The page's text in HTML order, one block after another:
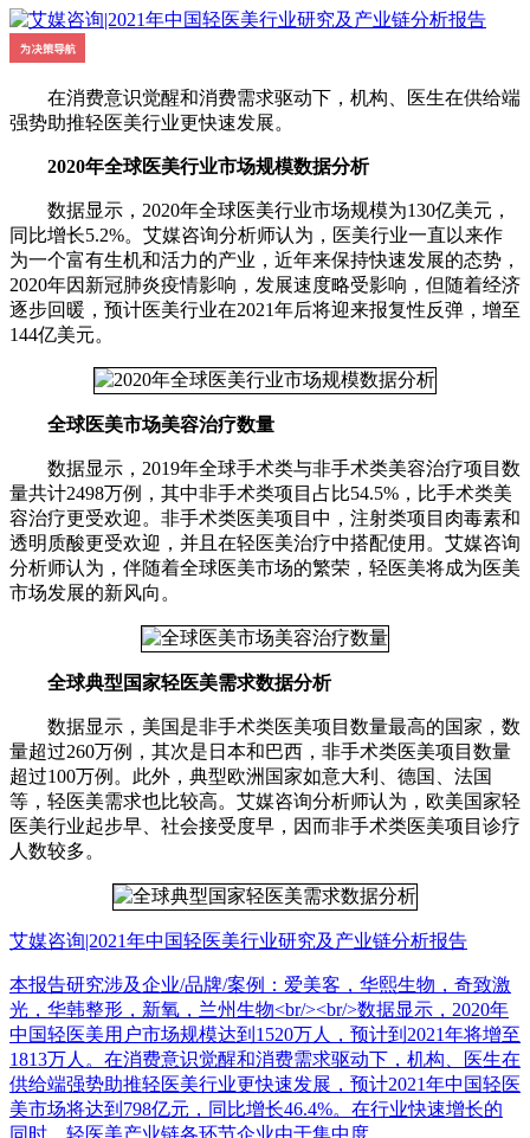
在消费意识觉醒和消费需求驱动下，机构、医生在供给端
强势助推轻医美行业更快速发展。
2020年全球医美行业市场规模数据分析
数据显示，2020年全球医美行业市场规模为130亿美元，
同比增长5.2%。艾媒咨询分析师认为，医美行业一直以来作
为一个富有生机和活力的产业，近年来保持快速发展的态势，
2020年因新冠肺炎疫情影响，发展速度略受影响，但随着经济
逐步回暖，预计医美行业在2021年后将迎来报复性反弹，增至
144亿美元。
全球医美市场美容治疗数量
数据显示，2019年全球手术类与非手术类美容治疗项目数
量共计2498万例，其中非手术类项目占比54.5%，比手术类美
容治疗更受欢迎。非手术类医美项目中，注射类项目肉毒素和
透明质酸更受欢迎，并且在轻医美治疗中搭配使用。艾媒咨询
分析师认为，伴随着全球医美市场的繁荣，轻医美将成为医美
市场发展的新风向。
全球典型国家轻医美需求数据分析
数据显示，美国是非手术类医美项目数量最高的国家，数
量超过260万例，其次是日本和巴西，非手术类医美项目数量
超过100万例。此外，典型欧洲国家如意大利、德国、法国
等，轻医美需求也比较高。艾媒咨询分析师认为，欧美国家轻
医美行业起步早、社会接受度早，因而非手术类医美项目诊疗
人数较多。
艾媒咨询|2021年中国轻医美行业研究及产业链分析报告
本报告研究涉及企业/品牌/案例：爱美客，华熙生物，奇致激
光，华韩整形，新氧，兰州生物<br/><br/>数据显示，2020年
中国轻医美用户市场规模达到1520万人，预计到2021年将增至
1813万人。在消费意识觉醒和消费需求驱动下，机构、医生在
供给端强势助推轻医美行业更快速发展，预计2021年中国轻医
美市场将达到798亿元，同比增长46.4%。在行业快速增长的